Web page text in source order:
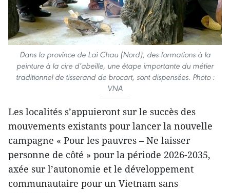
Dans la province de Lai Chau (Nord), des formations à la
peinture à la cire d’abeille, une étape importante du métier
traditionnel de tisserand de brocart, sont dispensées. Photo :
VNA
Les localités s’appuieront sur le succès des
mouvements existants pour lancer la nouvelle
campagne « Pour les pauvres – Ne laisser
personne de côté » pour la période 2026-2035,
axée sur l’autonomie et le développement
communautaire pour un Vietnam sans